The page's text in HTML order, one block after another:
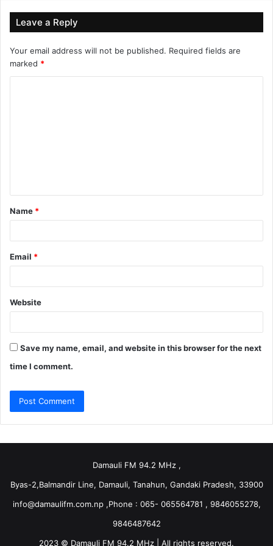
आयोजनामा गत पुष २२ गतेदेखि माघ ४ गतेसम्म संचालित ’पाचौं आदिवासी जनजाति
तनहुँ साँस्कृतिक एवं पर्यटन महोत्सव–२०७९’ को समापन समारोहमा उपस्थितिका
लागी हार्दिक निमन्त्रणा गर्दछु ।
Leave a Reply
Your email address will not be published. Required fields are
marked *
t
*
Name *
Email *
Website
Save my name, email, and website in this browser for the next
time I comment.
Damauli FM 94.2 MHz ,
Byas-2,Balmandir Line, Damauli, Tanahun, Gandaki Pradesh, 33900
info@damaulifm.com.np,Phone : 065- 065564781 , 9846055278,
9846487642
2023 © Damauli FM 94.2 MHz | All rights reserved.